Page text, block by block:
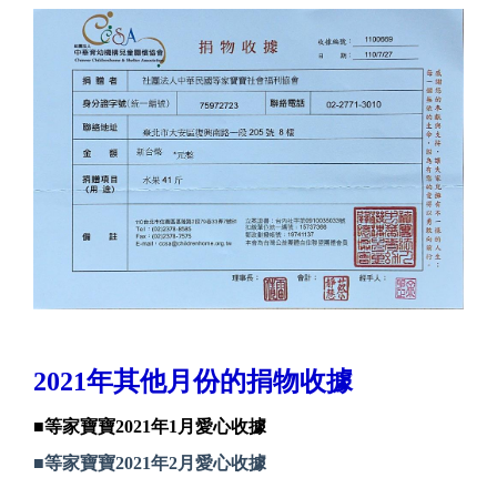
2021年其他月份的捐物收據
■等家寶寶2021年1月愛心收據
■等家寶寶2021年2月愛心收據